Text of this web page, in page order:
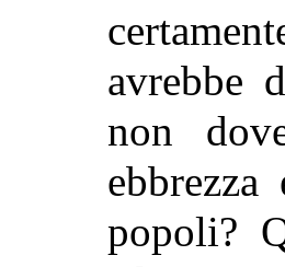
avrebbe
non
popoli?